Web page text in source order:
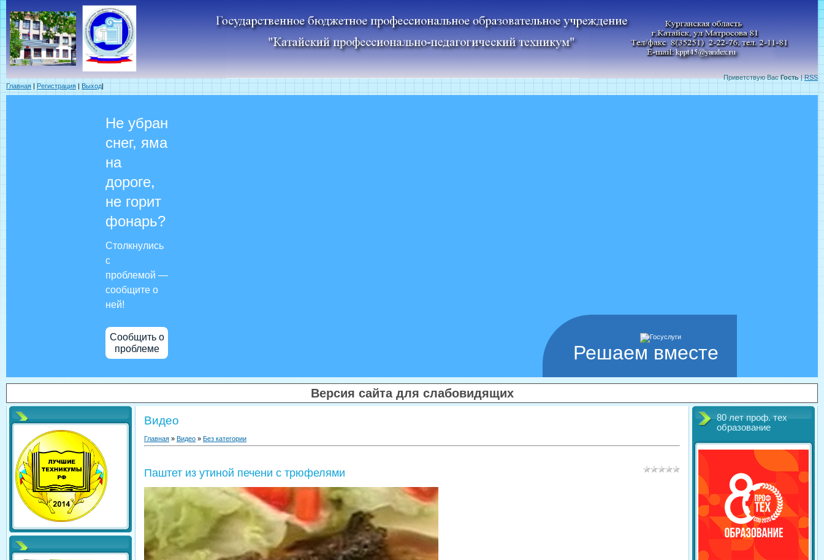
Приветствую Вас Гость|RSS
Главная | Регистрация | Выход|
Решаем вместе
Не убран
снег, яма
на
дороге,
не горит
фонарь?
Столкнулись
с
проблемой —
сообщите о
ней!
Сообщить о
проблеме
Версия сайта для слабовидящих
Видео
Главная » Видео » Без категории
Паштет из утиной печени с трюфелями
80 лет проф. тех
образование